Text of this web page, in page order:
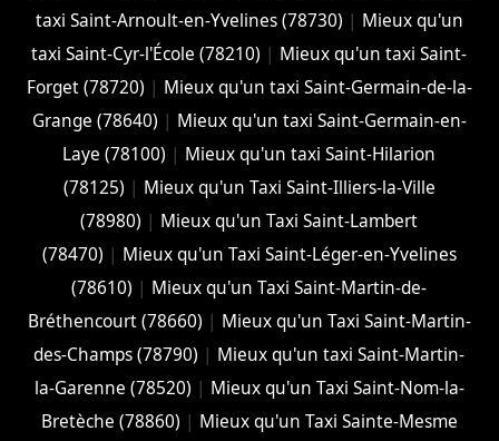
taxi Saint-Arnoult-en-Yvelines (78730) | Mieux qu'un
taxi Saint-Cyr-l'École (78210) | Mieux qu'un taxi Saint-
Forget (78720) | Mieux qu'un taxi Saint-Germain-de-la-
Grange (78640) | Mieux qu'un taxi Saint-Germain-en-
Laye (78100) | Mieux qu'un taxi Saint-Hilarion
(78125) | Mieux qu'un Taxi Saint-Illiers-la-Ville
(78980) | Mieux qu'un Taxi Saint-Lambert
(78470) | Mieux qu'un Taxi Saint-Léger-en-Yvelines
(78610) | Mieux qu'un Taxi Saint-Martin-de-
Bréthencourt (78660) | Mieux qu'un Taxi Saint-Martin-
des-Champs (78790) | Mieux qu'un taxi Saint-Martin-
la-Garenne (78520) | Mieux qu'un Taxi Saint-Nom-la-
Bretèche (78860) | Mieux qu'un Taxi Sainte-Mesme